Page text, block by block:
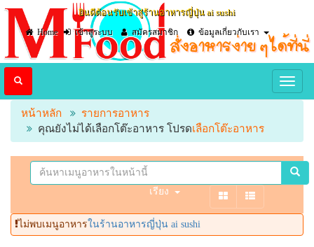
ยินดีต้อนรับเข้าสู่ร้านอาหารญี่ปุ่น ai sushi
Home
เข้าสู่ระบบ สมัครสมาชิก ข้อมูลเกี่ยวกับเรา
หน้าหลัก
รายการอาหาร
คุณยังไม่ได้เลือกโต๊ะอาหาร โปรดเลือกโต๊ะอาหาร
เรียง
ไม่พบเมนูอาหารในร้านอาหารญี่ปุ่น ai sushi